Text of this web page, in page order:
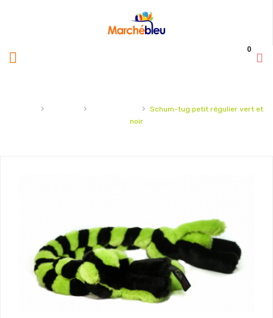
0
› › ›
Schum-tug petit régulier vert et
noir